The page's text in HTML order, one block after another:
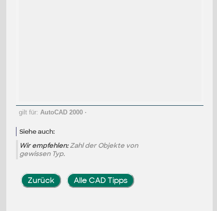
gilt für: AutoCAD 2000·
Siehe auch:
Wir empfehlen:Zahl der Objekte von
gewissen Typ.
Zurück Alle CAD Tipps